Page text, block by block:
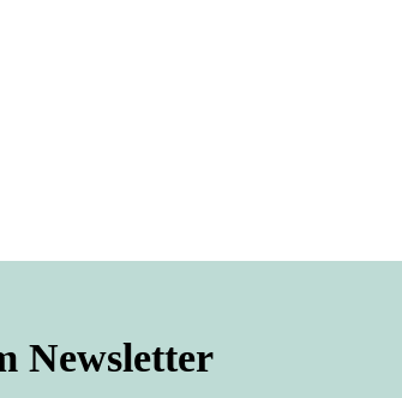
Newsletter